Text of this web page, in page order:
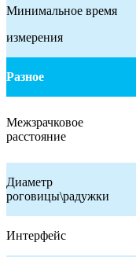
Минимальное время
измерения
Разное
Межзрачковое
расстояние
Диаметр
роговицы\радужки
Интерфейс